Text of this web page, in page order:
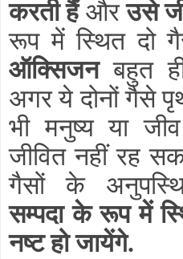
करती हैंऔरउसे
रूप में स्थित दो
ऑक्सिजनबहुत ही
अगर ये दोनों गैसे
भी मनुष्य या
जीवित नहीं रह
गैसों के
सम्पदा के रूप में
नष्ट हो जायेंगे.